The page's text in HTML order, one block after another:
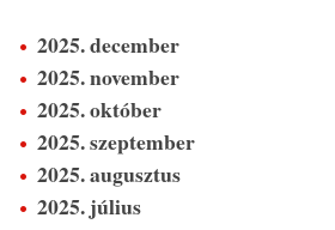
2025. december
2025. november
2025. október
2025. szeptember
2025. augusztus
2025. július